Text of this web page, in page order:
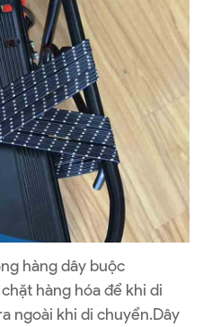
hàng dây buộc
hàng hóa để khi di
ngoài khi di chuyển.Dây